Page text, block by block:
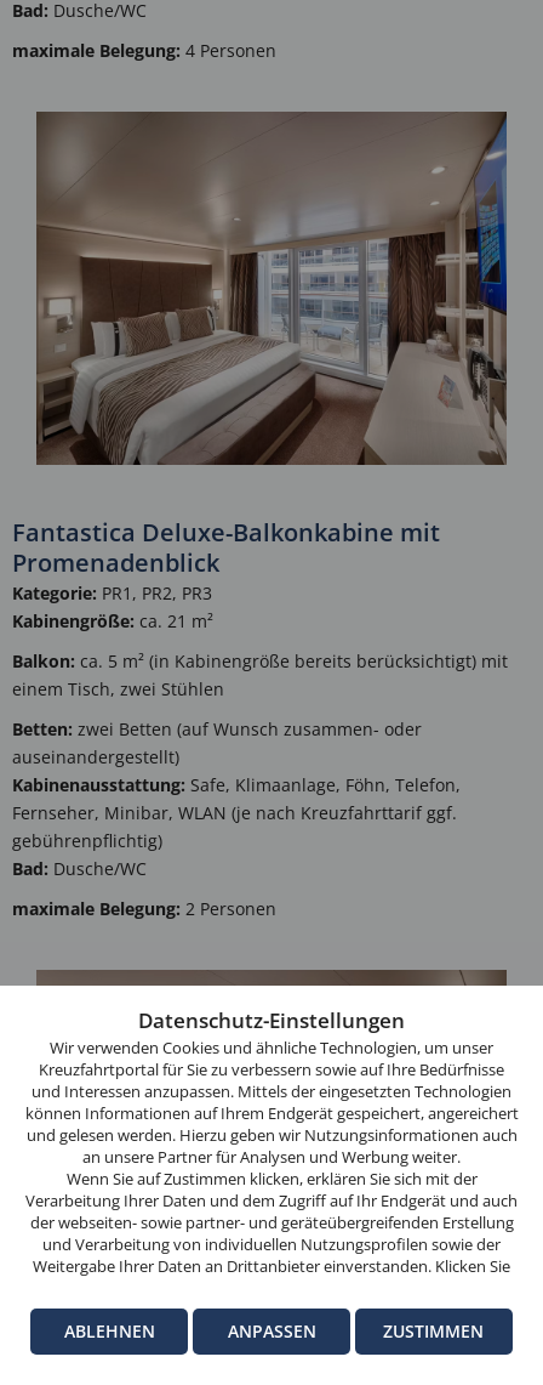
Bad: Dusche/WC
maximale Belegung: 4 Personen
Fantastica Deluxe-Balkonkabine mit
Promenadenblick
Kategorie: PR1, PR2, PR3
Kabinengröße: ca. 21 m²
Balkon: ca. 5 m² (in Kabinengröße bereits berücksichtigt) mit
einem Tisch, zwei Stühlen
Betten: zwei Betten (auf Wunsch zusammen- oder
auseinandergestellt)
Kabinenausstattung: Safe, Klimaanlage, Föhn, Telefon,
Fernseher, Minibar, WLAN (je nach Kreuzfahrttarif ggf.
gebührenpflichtig)
Bad: Dusche/WC
maximale Belegung: 2 Personen
Diese
verwendet
Cookies.
Wenn
Sie
weitersurfen,
stimmen
Sie
der
Cookie-
OK
Datenschutz-Einstellungen
Wir verwenden Cookies und ähnliche Technologien, um unser
Kreuzfahrtportal für Sie zu verbessern sowie auf Ihre Bedürfnisse
und Interessen anzupassen. Mittels der eingesetzten Technologien
können Informationen auf Ihrem Endgerät gespeichert, angereichert
und gelesen werden. Hierzu geben wir Nutzungsinformationen auch
an unsere Partner für Analysen und Werbung weiter.
Wenn Sie auf Zustimmen klicken, erklären Sie sich mit der
Verarbeitung Ihrer Daten und dem Zugriff auf Ihr Endgerät und auch
der webseiten- sowie partner- und geräteübergreifenden Erstellung
und Verarbeitung von individuellen Nutzungsprofilen sowie der
Weitergabe Ihrer Daten an Drittanbieter einverstanden. Klicken Sie
notwendigen Verarbeitungen zustimmen möchten. Klicken Sie auf
Anpassen, um einzelnen Anbietern die Zustimmung zu erteilen.
Weitere Informationen finden Sie in unserenDatenschutz-
ABLEHNEN ANPASSEN ZUSTIMMEN